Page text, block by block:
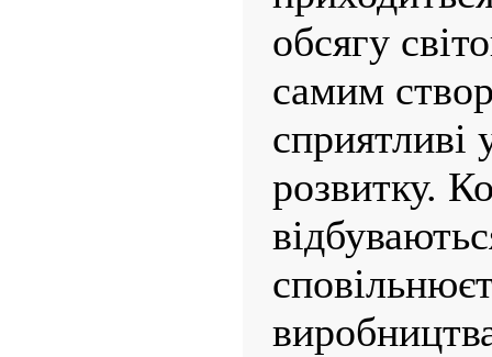
обсягу
самим
сприятливі
розвитку.